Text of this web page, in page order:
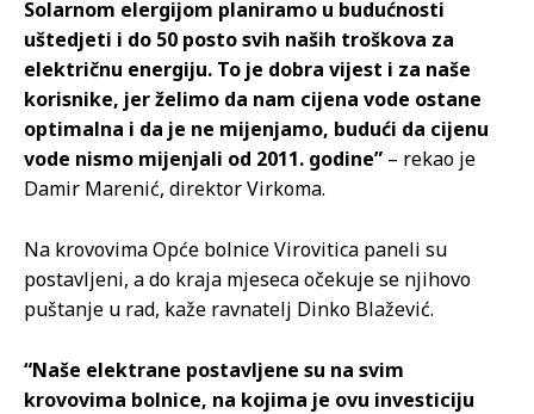
Solarnom elergijom planiramo u budućnosti
uštedjeti i do 50 posto svih naših troškova za
električnu energiju. To je dobra vijest i za naše
korisnike, jer želimo da nam cijena vode ostane
optimalna i da je ne mijenjamo, budući da cijenu
vode nismo mijenjali od 2011. godine” – rekao je
Damir Marenić, direktor Virkoma.
Na krovovima Opće bolnice Virovitica paneli su
postavljeni, a do kraja mjeseca očekuje se njihovo
puštanje u rad, kaže ravnatelj Dinko Blažević.
“Naše elektrane postavljene su na svim
krovovima bolnice, na kojima je ovu investiciju